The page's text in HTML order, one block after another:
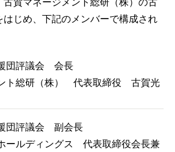
はじめ、下記のメンバーで構成され
団評議会 会長
ト総研（株） 代表取締役 古賀光
団評議会 副会長
ールディングス 代表取締役会長兼